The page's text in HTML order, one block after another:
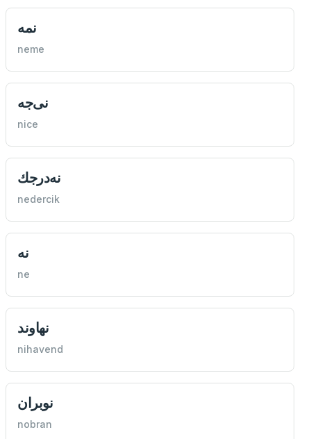
نمه
neme
نی‌جه
nice
نه‌درجك
nedercik
نه
ne
نهاوند
nihavend
نوبران
nobran